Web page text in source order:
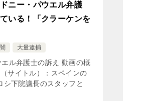
ニー・パウエル弁護
いる！「クラーケンを
大量逮捕
ル弁護士の訴え 動画の概
サイトル）：スペインの
下院議長のスタッフと